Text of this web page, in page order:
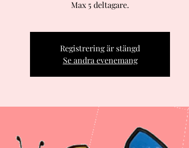
Max 5 deltagare.
Registrering är stängd
Se andra evenemang